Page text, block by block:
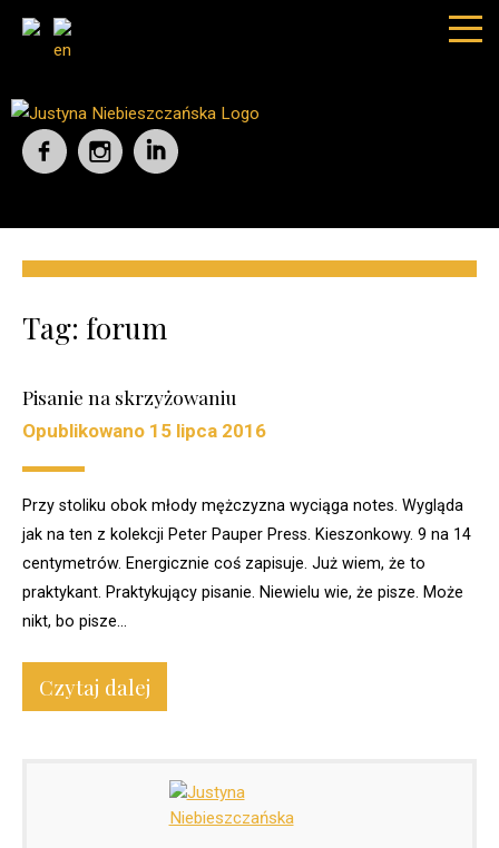
Tag: forum
Pisanie na skrzyżowaniu
Opublikowano 15 lipca 2016
Przy stoliku obok młody mężczyzna wyciąga notes. Wygląda
jak na ten z kolekcji Peter Pauper Press. Kieszonkowy. 9 na 14
centymetrów. Energicznie coś zapisuje. Już wiem, że to
praktykant. Praktykujący pisanie. Niewielu wie, że pisze. Może
nikt, bo pisze...
Czytaj dalej